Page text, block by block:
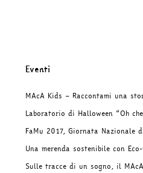
Eventi
MAcA Kids – Raccontami una
Laboratorio di Halloween “Oh
FaMu 2017, Giornata Nazionale
Una merenda sostenibile con
Sulle tracce di un sogno, il